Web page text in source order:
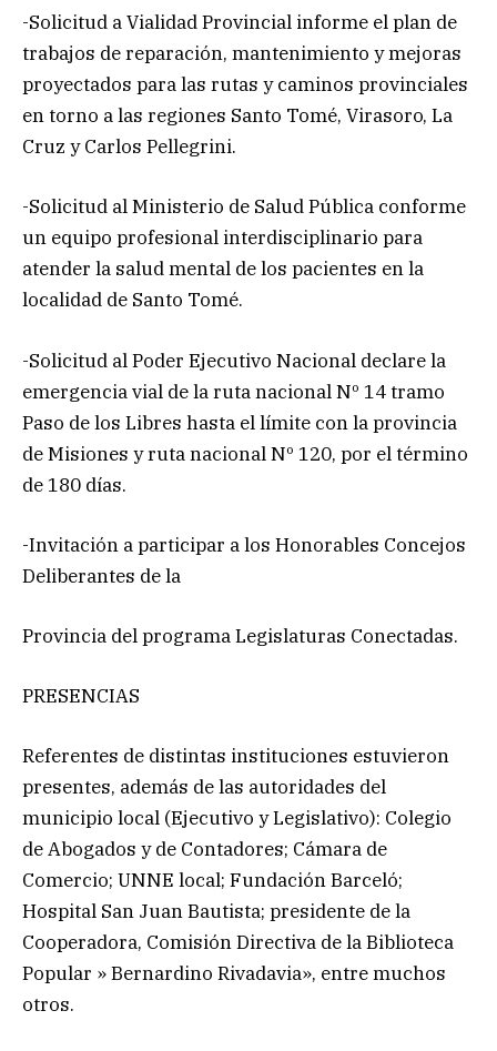
-Solicitud a Vialidad Provincial informe el plan de
trabajos de reparación, mantenimiento y mejoras
proyectados para las rutas y caminos provinciales
en torno a las regiones Santo Tomé, Virasoro, La
Cruz y Carlos Pellegrini.
-Solicitud al Ministerio de Salud Pública conforme
un equipo profesional interdisciplinario para
atender la salud mental de los pacientes en la
localidad de Santo Tomé.
-Solicitud al Poder Ejecutivo Nacional declare la
emergencia vial de la ruta nacional Nº 14 tramo
Paso de los Libres hasta el límite con la provincia
de Misiones y ruta nacional Nº 120, por el término
de 180 días.
-Invitación a participar a los Honorables Concejos
Deliberantes de la
Provincia del programa Legislaturas Conectadas.
PRESENCIAS
Referentes de distintas instituciones estuvieron
presentes, además de las autoridades del
municipio local (Ejecutivo y Legislativo): Colegio
de Abogados y de Contadores; Cámara de
Comercio; UNNE local; Fundación Barceló;
Hospital San Juan Bautista; presidente de la
Cooperadora, Comisión Directiva de la Biblioteca
Popular » Bernardino Rivadavia», entre muchos
otros.